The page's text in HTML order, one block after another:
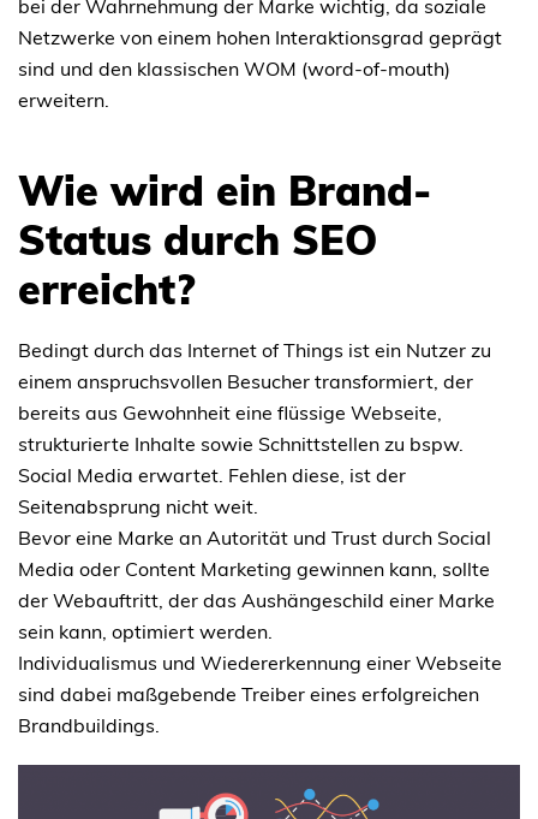
bei der Wahrnehmung der Marke wichtig, da soziale
Netzwerke von einem hohen Interaktionsgrad geprägt
sind und den klassischen WOM (word-of-mouth)
erweitern.
Wie wird ein Brand-
Status durch SEO
erreicht?
Bedingt durch das Internet of Things ist ein Nutzer zu
einem anspruchsvollen Besucher transformiert, der
bereits aus Gewohnheit eine flüssige Webseite,
strukturierte Inhalte sowie Schnittstellen zu bspw.
Social Media erwartet. Fehlen diese, ist der
Seitenabsprung nicht weit.
Bevor eine Marke an Autorität und Trust durch Social
Media oder Content Marketing gewinnen kann, sollte
der Webauftritt, der das Aushängeschild einer Marke
sein kann, optimiert werden.
Individualismus und Wiedererkennung einer Webseite
sind dabei maßgebende Treiber eines erfolgreichen
Brandbuildings.